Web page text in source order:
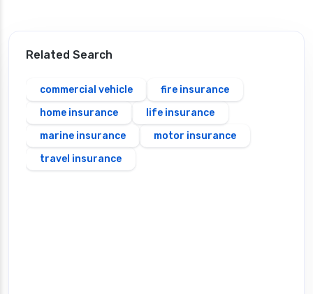
Related Search
commercial vehicle
fire insurance
home insurance
life insurance
marine insurance
motor insurance
travel insurance